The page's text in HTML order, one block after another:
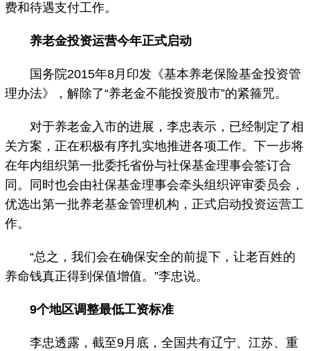
费和待遇支付工作。
养老金投资运营今年正式启动
国务院2015年8月印发《基本养老保险基金投资管
理办法》，解除了“养老金不能投资股市”的紧箍咒。
对于养老金入市的进展，李忠表示，已经制定了相
关方案，正在积极有序扎实地推进各项工作。下一步将
在年内组织第一批委托省份与社保基金理事会签订合
同。同时也会由社保基金理事会牵头组织评审委员会，
优选出第一批养老基金管理机构，正式启动投资运营工
作。
“总之，我们会在确保安全的前提下，让老百姓的
养命钱真正得到保值增值。”李忠说。
9个地区调整最低工资标准
李忠透露，截至9月底，全国共有辽宁、江苏、重